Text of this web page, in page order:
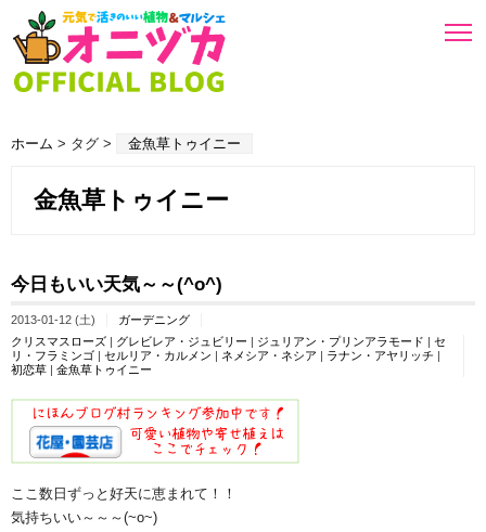
ホーム > タグ > 金魚草トゥイニー
金魚草トゥイニー
今日もいい天気～～(^o^)
2013-01-12 (土)
ガーデニング
クリスマスローズ | グレビレア・ジュビリー | ジュリアン・プリンアラモード | セ
リ・フラミンゴ | セルリア・カルメン | ネメシア・ネシア | ラナン・アヤリッチ |
初恋草 | 金魚草トゥイニー
ここ数日ずっと好天に恵まれて！！
気持ちいい～～～(~o~)